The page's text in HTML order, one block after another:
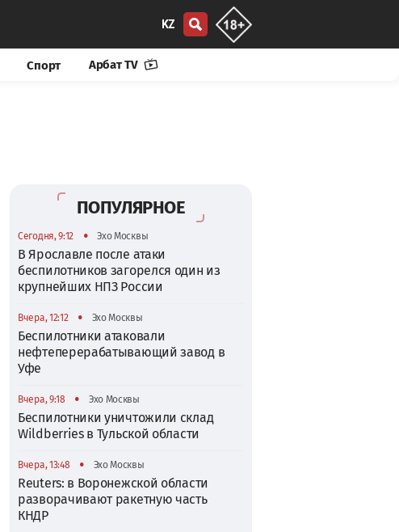
KZ
Спорт Арбат TV
ПОПУЛЯРНОЕ
Сегодня, 9:12 • Эхо Москвы
В Ярославле после атаки
беспилотников загорелся один из
крупнейших НПЗ России
Вчера, 12:12 • Эхо Москвы
Беспилотники атаковали
нефтеперерабатывающий завод в
Уфе
Вчера, 9:18 • Эхо Москвы
Беспилотники уничтожили склад
Wildberries в Тульской области
Вчера, 13:48 • Эхо Москвы
Reuters: в Воронежской области
разворачивают ракетную часть
КНДР